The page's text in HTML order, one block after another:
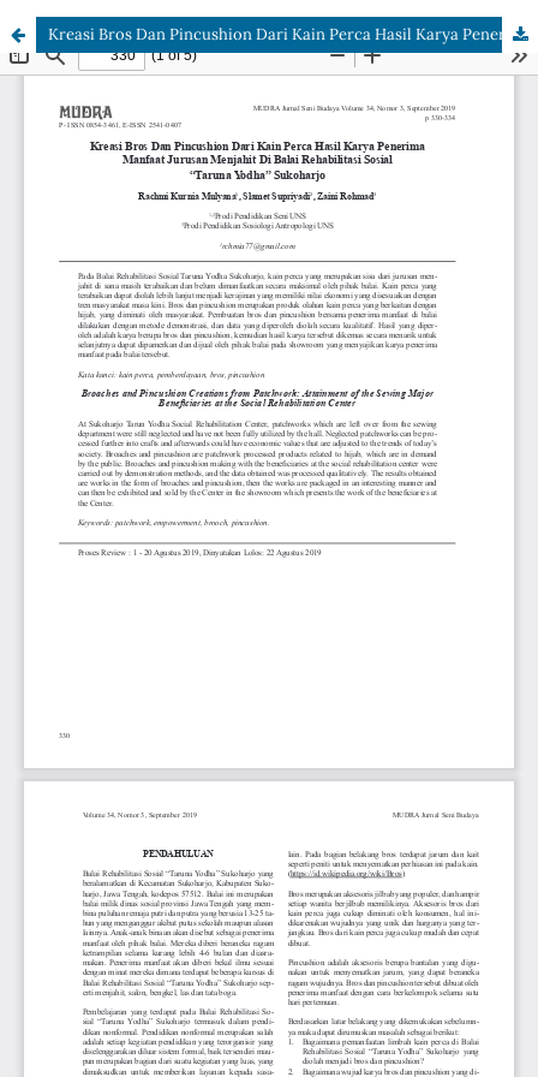
Kreasi Bros Dan Pincushion Dari Kain Perca Hasil Karya Penerima Manfaat Jurusan Menjahit Di Balai Rehabilitasi Sosial â€œTaruna Yodhaâ€ Sukoharjo